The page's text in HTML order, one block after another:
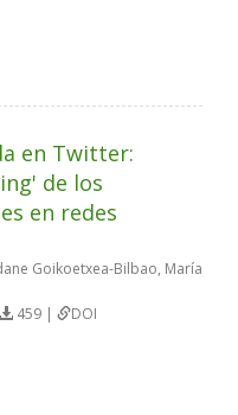
en Twitter:
de los
en redes
Goikoetxea-Bilbao, María
459 |
DOI